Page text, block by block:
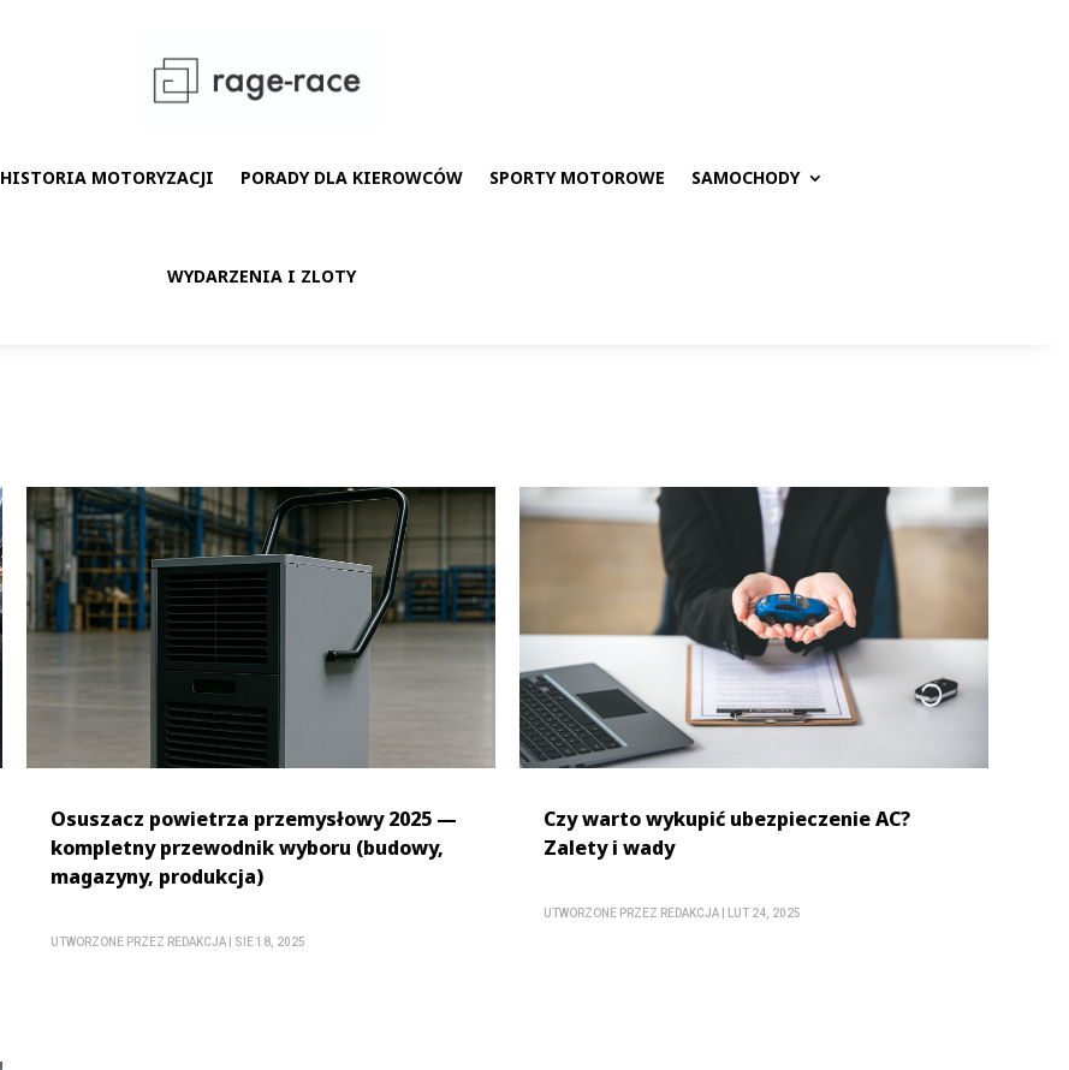
HISTORIA MOTORYZACJI PORADY DLA KIEROWCÓW SPORTY MOTOROWE SAMOCHODY
WYDARZENIA I ZLOTY
Osuszacz powietrza przemysłowy 2025 —
kompletny przewodnik wyboru (budowy,
magazyny, produkcja)
UTWORZONE PRZEZ REDAKCJA SIE 18, 2025
Czy warto wykupić ubezpieczenie AC?
Zalety i wady
UTWORZONE PRZEZ REDAKCJA| LUT 24, 2025